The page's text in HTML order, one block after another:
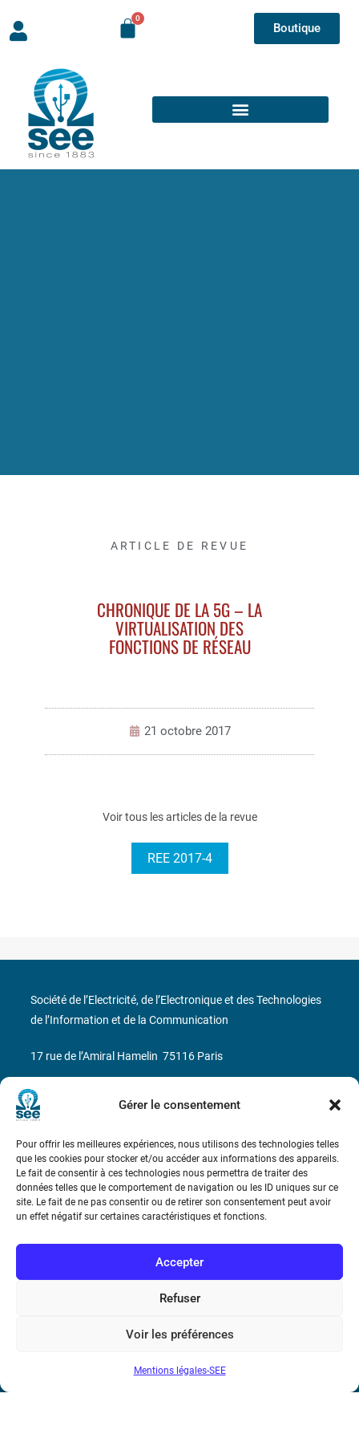
Gérer le consentement
Pour offrir les meilleures expériences, nous utilisons des technologies telles
que les cookies pour stocker et/ou accéder aux informations des appareils.
Le fait de consentir à ces technologies nous permettra de traiter des
données telles que le comportement de navigation ou les ID uniques sur ce
site. Le fait de ne pas consentir ou de retirer son consentement peut avoir
un effet négatif sur certaines caractéristiques et fonctions.
Accepter
Refuser
Voir les préférences
Mentions légales-SEE
Boutique
ARTICLE DE REVUE
CHRONIQUE DE LA 5G – LA
VIRTUALISATION DES
FONCTIONS DE RÉSEAU
21 octobre 2017
Voir tous les articles de la revue
REE 2017-4
Bicentenaire des découvertes d’André-
Conditions Générales de Vente
Mentions légales
Société de l’Electricité, de l’Electronique et des Technologies
de l’Information et de la Communication
17 rue de l’Amiral Hamelin 75116 Paris
Métro : « Boissière » Ligne 6 et « Iéna » Ligne 9
N° de SIREN : 785 393 232, Code APE : 9412Z TVA intra-
communautaire : FR44 785 393 232